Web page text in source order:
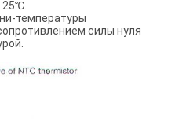
25℃.
температуры
силы нуля